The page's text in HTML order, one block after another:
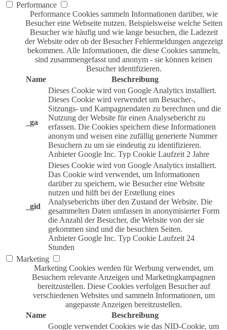
Performance
Performance Cookies sammeln Informationen darüber, wie
Besucher eine Webseite nutzen. Beispielsweise welche Seiten
Besucher wie häufig und wie lange besuchen, die Ladezeit
der Website oder ob der Besucher Fehlermeldungen angezeigt
bekommen. Alle Informationen, die diese Cookies sammeln,
sind zusammengefasst und anonym - sie können keinen
Besucher identifizieren.
Name
Beschreibung
_ga
Dieses Cookie wird von Google Analytics installiert.
Dieses Cookie wird verwendet um Besucher-,
Sitzungs- und Kampagnendaten zu berechnen und die
Nutzung der Website für einen Analysebericht zu
erfassen. Die Cookies speichern diese Informationen
anonym und weisen eine zufällig generierte Nummer
Besuchern zu um sie eindeutig zu identifizieren.
Anbieter Google Inc. Typ Cookie Laufzeit 2 Jahre
_gid
Dieses Cookie wird von Google Analytics installiert.
Das Cookie wird verwendet, um Informationen
darüber zu speichern, wie Besucher eine Website
nutzen und hilft bei der Erstellung eines
Analyseberichts über den Zustand der Website. Die
gesammelten Daten umfassen in anonymisierter Form
die Anzahl der Besucher, die Website von der sie
gekommen sind und die besuchten Seiten.
Anbieter Google Inc. Typ Cookie Laufzeit 24
Stunden
Marketing
Marketing Cookies werden für Werbung verwendet, um
Besuchern relevante Anzeigen und Marketingkampagnen
bereitzustellen. Diese Cookies verfolgen Besucher auf
verschiedenen Websites und sammeln Informationen, um
angepasste Anzeigen bereitzustellen.
Name
Beschreibung
Google verwendet Cookies wie das NID-Cookie, um